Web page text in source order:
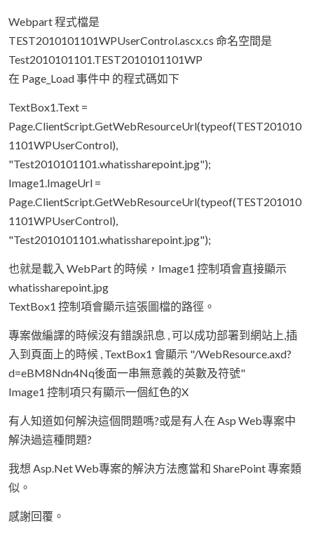
Webpart 程式檔是
TEST2010101101WPUserControl.ascx.cs 命名空間是
Test2010101101.TEST2010101101WP
在 Page_Load 事件中 的程式碼如下
TextBox1.Text =
Page.ClientScript.GetWebResourceUrl(typeof(TEST201010
1101WPUserControl),
"Test2010101101.whatissharepoint.jpg");
Image1.ImageUrl =
Page.ClientScript.GetWebResourceUrl(typeof(TEST201010
1101WPUserControl),
"Test2010101101.whatissharepoint.jpg");
也就是載入 WebPart 的時候，Image1 控制項會直接顯示
whatissharepoint.jpg
TextBox1 控制項會顯示這張圖檔的路徑。
專案做編譯的時候沒有錯誤訊息 , 可以成功部署到網站上,插
入到頁面上的時候 , TextBox1 會顯示 "/WebResource.axd?
d=eBM8Ndn4Nq後面一串無意義的英數及符號"
Image1 控制項只有顯示一個紅色的X
有人知道如何解決這個問題嗎?或是有人在 Asp Web專案中
解決過這種問題?
我想 Asp.Net Web專案的解決方法應當和 SharePoint 專案類
似。
感謝回覆。